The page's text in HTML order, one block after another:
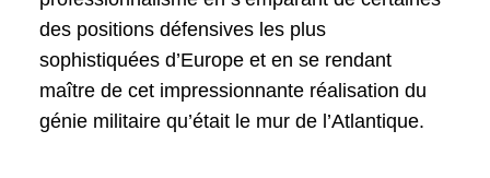
des positions défensives les plus
sophistiquées d’Europe et en se rendant
maître de cet impressionnante réalisation du
génie militaire qu’était le mur de l’Atlantique.